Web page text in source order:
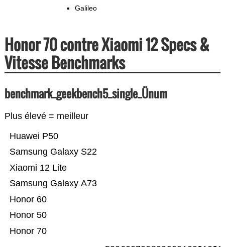
Galileo
Honor 70 contre Xiaomi 12 Specs &
Vitesse Benchmarks
benchmark_geekbench5_single_Ünum
Plus élevé = meilleur
Honor 70
Honor 50
Honor 60
Samsung Galaxy A73
Xiaomi 12 Lite
Samsung Galaxy S22
Huawei P50